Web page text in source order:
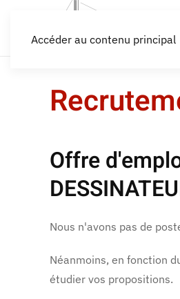
Accéder au contenu principal
Offre
Nous n'avons pas de
Néanmoins, en fonction
étudier vos propositions.